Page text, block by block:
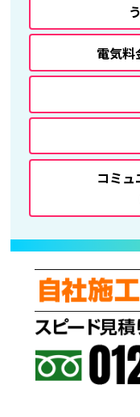
電気料
コミ